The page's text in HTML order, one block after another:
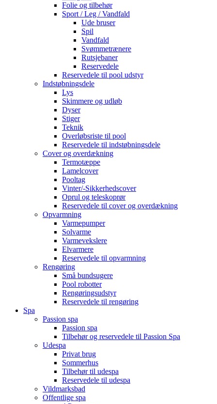
Folie og tilbehør
Sport / Leg / Vandfald
Ude bruser
Spil
Vandfald
Svømmetrænere
Rutsjebaner
Reservedele
Reservedele til pool udstyr
Indstøbningsdele
Lys
Skimmere og udløb
Dyser
Stiger
Teknik
Overløbsriste til pool
Reservedele til indstøbningsdele
Cover og overdækning
Termotæppe
Lamelcover
Pooltag
Vinter/-Sikkerhedscover
Oprul og teleskoprør
Reservedele til cover og overdækning
Opvarmning
Varmepumper
Solvarme
Varmevekslere
Elvarmere
Reservedele til opvarmning
Rengøring
Små bundsugere
Pool robotter
Rengøringsudstyr
Reservedele til rengøring
Spa
Passion spa
Passion spa
Tilbehør og reservedele til Passion Spa
Udespa
Privat brug
Sommerhus
Tilbehør til udespa
Reservedele til udespa
Vildmarksbad
Offentlige spa